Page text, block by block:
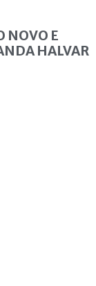
NOVO E
HALVAR